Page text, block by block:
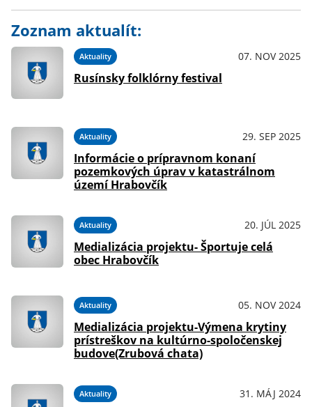
Zoznam aktualít:
Aktuality 07. NOV 2025
Rusínsky folklórny festival
Aktuality 29. SEP 2025
Informácie o prípravnom konaní
pozemkových úprav v katastrálnom
území Hrabovčík
Aktuality 20. JÚL 2025
Medializácia projektu- Športuje celá
obec Hrabovčík
Aktuality 05. NOV 2024
Medializácia projektu-Výmena krytiny
prístreškov na kultúrno-spoločenskej
budove(Zrubová chata)
Aktuality 31. MÁJ 2024